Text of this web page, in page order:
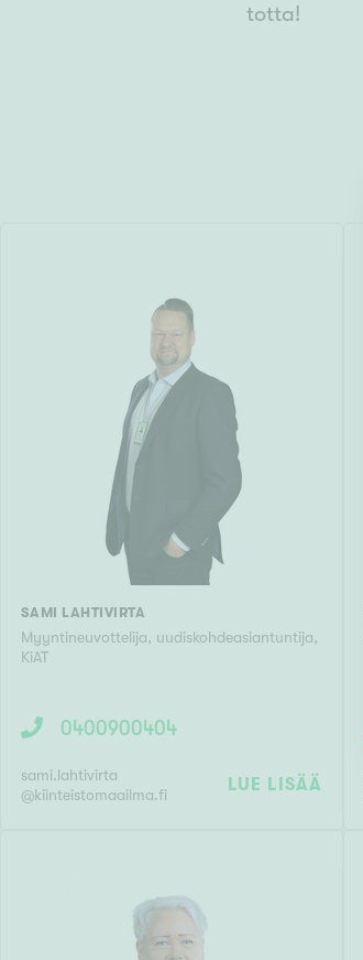
totta!
SAMI LAHTIVIRTA
Myyntineuvottelija, uudiskohdeasiantuntija,
KiAT
0400900404
sami.lahtivirta
@kiinteistomaailma.fi LUE LISÄÄ